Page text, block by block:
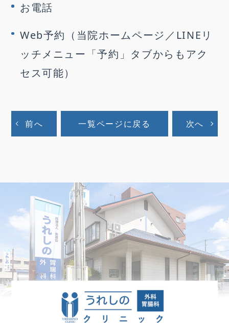
お電話
Web予約（当院ホームページ／LINEリ
ッチメニュー「予約」タブからもアク
セス可能）
前へ 一覧ページに戻る 次へ